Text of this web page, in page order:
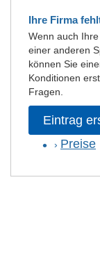
Ihre Firma
Wenn auch
einer anderen
können Sie
Konditionen
Fragen.
Eintrag
› Preise